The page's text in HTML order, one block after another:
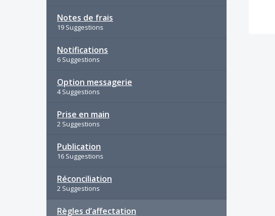
Notes de frais
19 Suggestions
Notifications
6 Suggestions
Option messagerie
4 Suggestions
Prise en main
2 Suggestions
Publication
16 Suggestions
Réconciliation
2 Suggestions
Règles d’affectation